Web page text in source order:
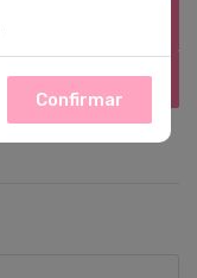
Confirmar